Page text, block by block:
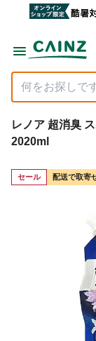
レノア 超消臭
2020ml
セール 配送で取寄